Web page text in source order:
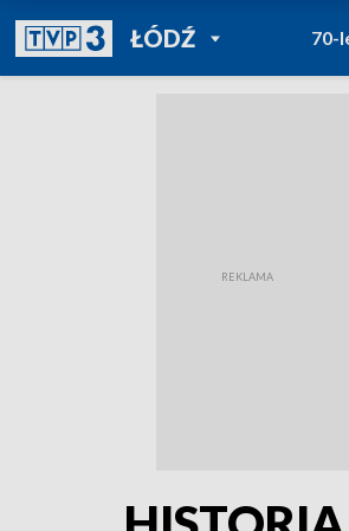
ŁÓDŹPOWRÓT DO
TVP REGIONY
70-